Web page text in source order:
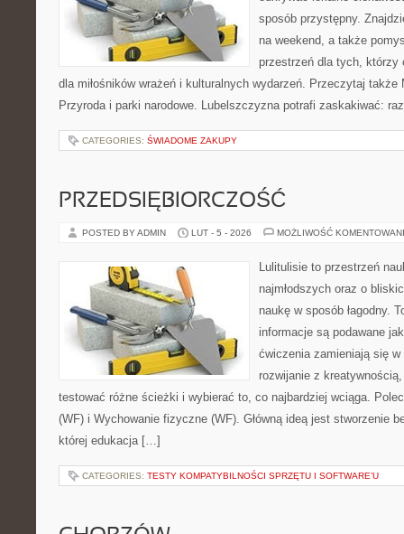
sposób przystępny.
na weekend, a także
przestrzeń dla tych, którzy
dla miłośników wrażeń i kulturalnych wydarzeń. Przeczytaj także
Przyroda i parki narodowe. Lubelszczyzna potrafi zaskakiwać:
CATEGORIES: ŚWIADOME ZAKUPY
PRZEDSIĘBIORCZOŚĆ
POSTED BY ADMIN LUT - 5 - 2026 MOŻLIWOŚĆ
Lulitulisie to przestrzeń
najmłodszych oraz o
naukę w sposób łagodny.
informacje są podawane
ćwiczenia zamieniają się w
rozwijanie z
testować różne ścieżki i wybierać to, co najbardziej wciąga.
(WF) i Wychowanie fizyczne (WF). Główną ideą jest stworzenie
której edukacja […]
CATEGORIES: TESTY KOMPATYBILNOŚCI SPRZĘTU I SOFTWARE’U